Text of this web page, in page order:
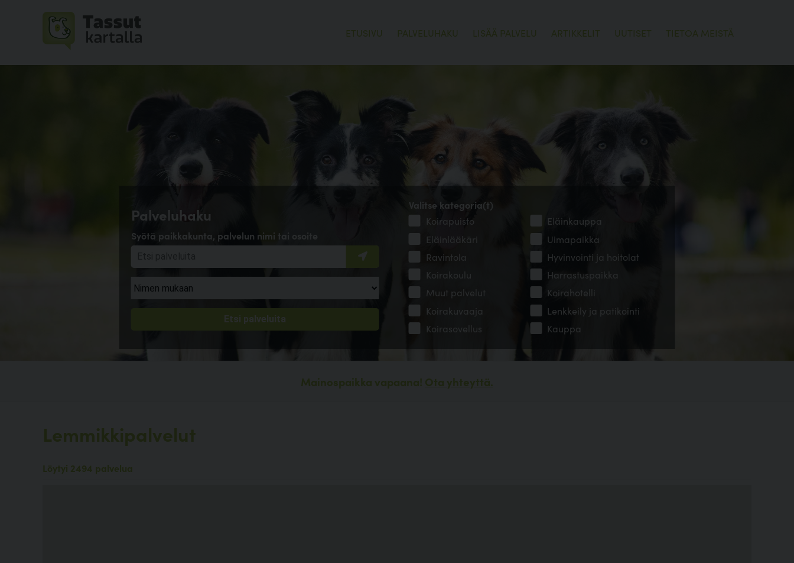
ETUSIVU PALVELUHAKU LISÄÄ PALVELU ARTIKKELIT UUTISET TIETOA MEISTÄ
Palveluhaku
Syötä paikkakunta, palvelun nimi tai osoite
Valitse kategoria(t)
Koirapuisto
Eläinkauppa
Eläinlääkäri
Uimapaikka
Ravintola
Hyvinvointi ja hoitolat
Koirakoulu
Harrastuspaikka
Muut palvelut
Koirahotelli
Koirakuvaaja
Lenkkeily ja patikointi
Koirasovellus
Kauppa
Mainospaikka vapaana! Ota yhteyttä.
Lemmikkipalvelut
Löytyi 2494 palvelua